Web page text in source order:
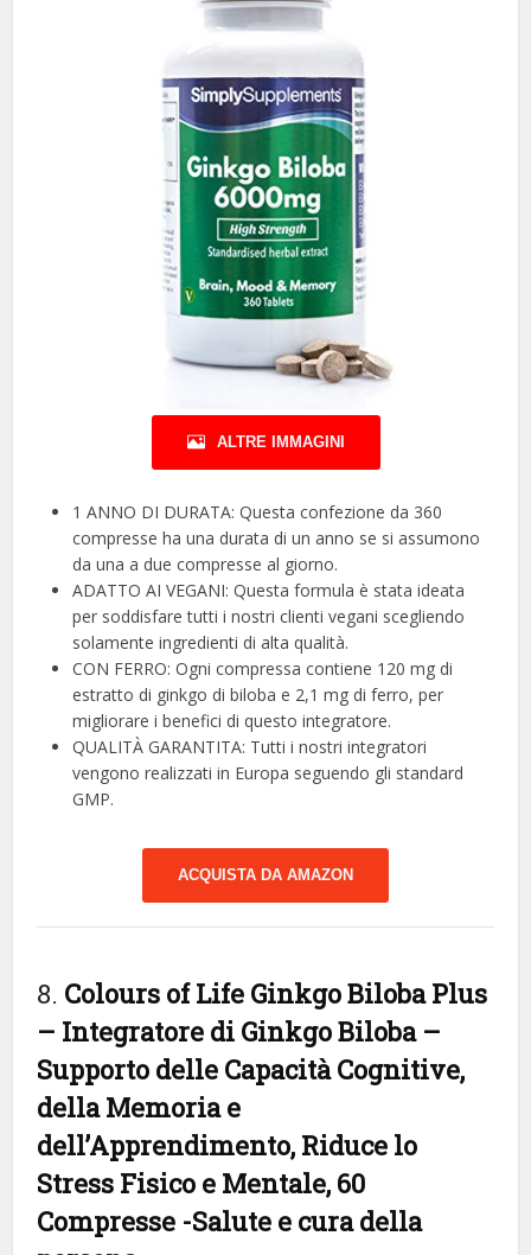
ALTRE IMMAGINI
1 ANNO DI DURATA: Questa confezione da 360
compresse ha una durata di un anno se si assumono
da una a due compresse al giorno.
ADATTO AI VEGANI: Questa formula è stata ideata
per soddisfare tutti i nostri clienti vegani scegliendo
solamente ingredienti di alta qualità.
CON FERRO: Ogni compressa contiene 120 mg di
estratto di ginkgo di biloba e 2,1 mg di ferro, per
migliorare i benefici di questo integratore.
QUALITÀ GARANTITA: Tutti i nostri integratori
vengono realizzati in Europa seguendo gli standard
GMP.
ACQUISTA DA AMAZON
8. Colours of Life Ginkgo Biloba Plus
– Integratore di Ginkgo Biloba –
Supporto delle Capacità Cognitive,
della Memoria e
dell’Apprendimento, Riduce lo
Stress Fisico e Mentale, 60
Compresse -Salute e cura della